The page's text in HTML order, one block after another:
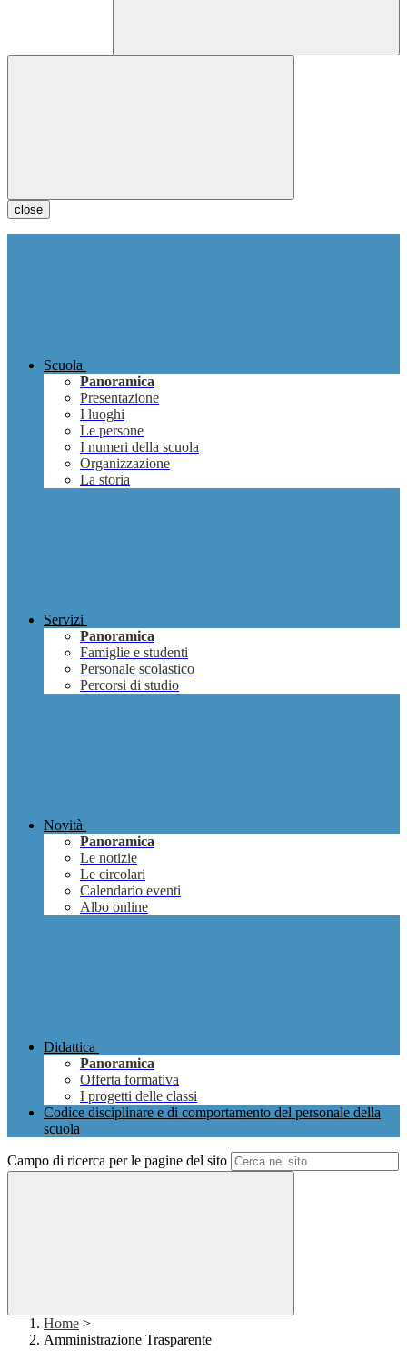
close
Scuola
Panoramica
Presentazione
I luoghi
Le persone
I numeri della scuola
Organizzazione
La storia
Servizi
Panoramica
Famiglie e studenti
Personale scolastico
Percorsi di studio
Novità
Panoramica
Le notizie
Le circolari
Calendario eventi
Albo online
Didattica
Panoramica
Offerta formativa
I progetti delle classi
Codice disciplinare e di comportamento del personale della
scuola
Campo di ricerca per le pagine del sito
Home >
Amministrazione Trasparente